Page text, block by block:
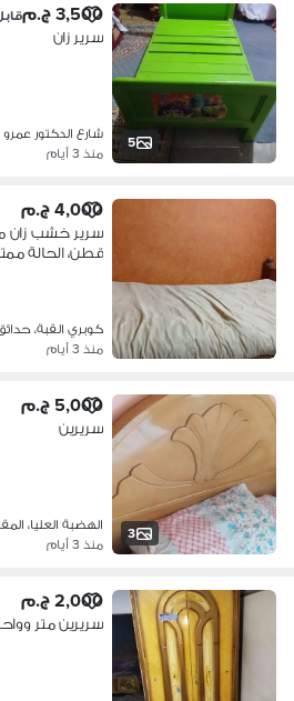
5
3,500 ج.م
سرير زان
شارع الدكتور
منذ 3 أيام
4,000 ج.م
قطن، الحالة
كوبري القبة،
منذ 3 أيام
3
5,000 ج.م
سريرين
الهضبة العليا،
منذ 3 أيام
2,000 ج.م
سريرين متر وواحد